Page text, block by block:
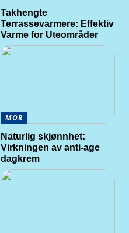
Takhengte
Terrassevarmere: Effektiv
Varme for Uteområder
MOR
Naturlig skjønnhet:
Virkningen av anti-age
dagkrem